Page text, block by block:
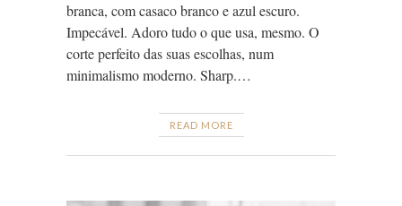
branca, com casaco branco e azul escuro.
Impecável. Adoro tudo o que usa, mesmo. O
corte perfeito das suas escolhas, num
minimalismo moderno. Sharp.…
READ MORE